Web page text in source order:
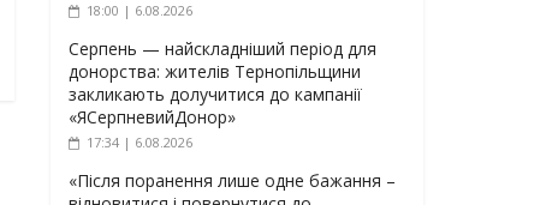
18:00 | 6.08.2026
Серпень — найскладніший період для
донорства: жителів Тернопільщини
закликають долучитися до кампанії
«ЯСерпневийДонор»
17:34 | 6.08.2026
«Після поранення лише одне бажання –